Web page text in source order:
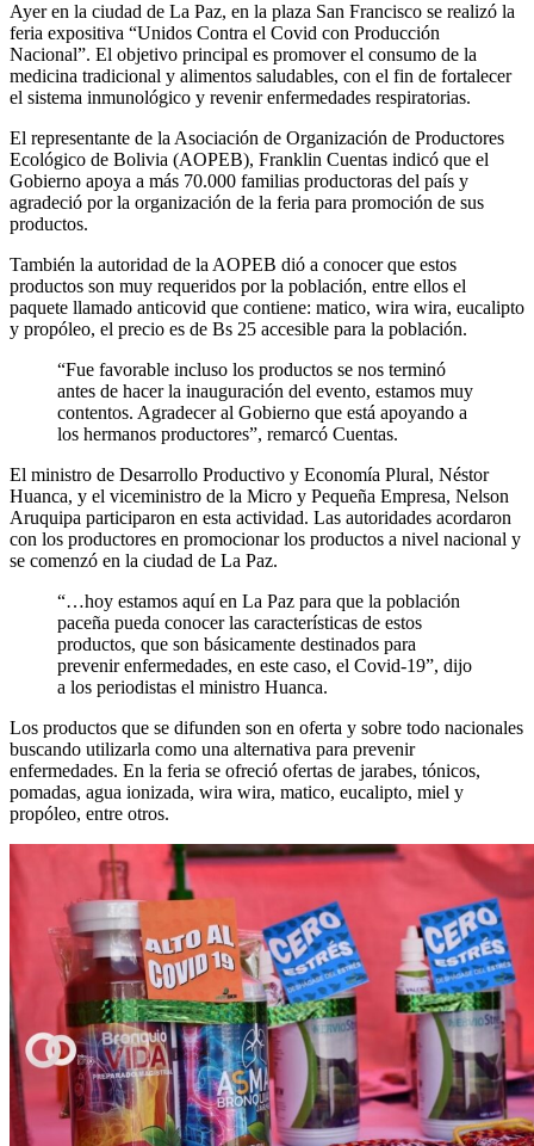
Ayer en la ciudad de La Paz, en la plaza San Francisco se realizó la
feria expositiva “Unidos Contra el Covid con Producción
Nacional”. El objetivo principal es promover el consumo de la
medicina tradicional y alimentos saludables, con el fin de fortalecer
el sistema inmunológico y revenir enfermedades respiratorias.
El representante de la Asociación de Organización de Productores
Ecológico de Bolivia (AOPEB), Franklin Cuentas indicó que el
Gobierno apoya a más 70.000 familias productoras del país y
agradeció por la organización de la feria para promoción de sus
productos.
También la autoridad de la AOPEB dió a conocer que estos
productos son muy requeridos por la población, entre ellos el
paquete llamado anticovid que contiene: matico, wira wira, eucalipto
y propóleo, el precio es de Bs 25 accesible para la población.
“Fue favorable incluso los productos se nos terminó
antes de hacer la inauguración del evento, estamos muy
contentos. Agradecer al Gobierno que está apoyando a
los hermanos productores”, remarcó Cuentas.
El ministro de Desarrollo Productivo y Economía Plural, Néstor
Huanca, y el viceministro de la Micro y Pequeña Empresa, Nelson
Aruquipa participaron en esta actividad. Las autoridades acordaron
con los productores en promocionar los productos a nivel nacional y
se comenzó en la ciudad de La Paz.
“…hoy estamos aquí en La Paz para que la población
paceña pueda conocer las características de estos
productos, que son básicamente destinados para
prevenir enfermedades, en este caso, el Covid-19”, dijo
a los periodistas el ministro Huanca.
Los productos que se difunden son en oferta y sobre todo nacionales
buscando utilizarla como una alternativa para prevenir
enfermedades. En la feria se ofreció ofertas de jarabes, tónicos,
pomadas, agua ionizada, wira wira, matico, eucalipto, miel y
propóleo, entre otros.